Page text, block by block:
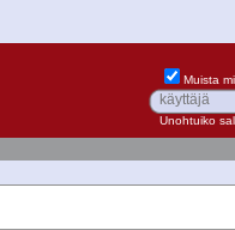
Muista
Unohtuiko